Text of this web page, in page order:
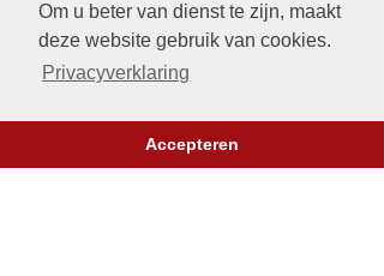
Om u beter van dienst te zijn, maakt
deze website gebruik van cookies.
Privacyverklaring
Accepteren
elastische kit gebeurt best in de
bijpassende kleur.
We werken voor elastische voegen
in Komen enkel met de betrouwbare